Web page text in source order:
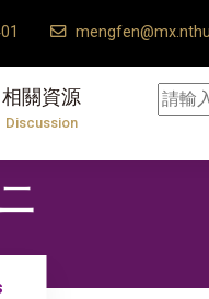
相關資源
Discussion